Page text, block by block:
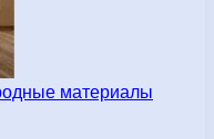
материалы